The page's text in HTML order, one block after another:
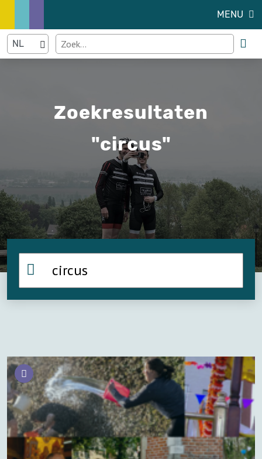
MENU
Zoekresultaten
"circus"